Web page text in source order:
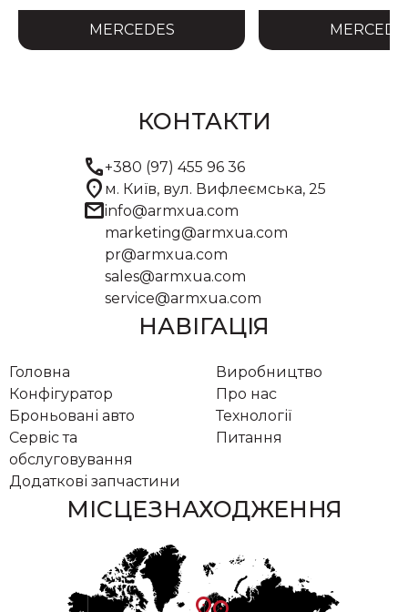
MERCEDES
КОНТАКТИ
call+380 (97) 455 96 36
location_on м. Київ, вул. Вифлеємська, 25
mailinfo@armxua.com
marketing@armxua.com
pr@armxua.com
sales@armxua.com
service@armxua.com
НАВІГАЦІЯ
Головна
Виробництво
Конфігуратор
Про нас
Броньовані авто
Технології
Сервіс та
обслуговування
Питання
Додаткові запчастини
МІСЦЕЗНАХОДЖЕННЯ